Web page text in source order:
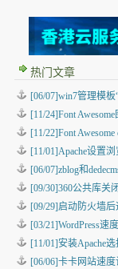
热门文章
[06/07]win7管理模
[11/24]Font
[11/22]Font
[11/01]Apache设置
[06/07]zblog和
[09/30]360公共库关
[09/29]启动防火墙
[03/21]WordPress速
[11/01]安装Apache
[06/06]卡卡网站速